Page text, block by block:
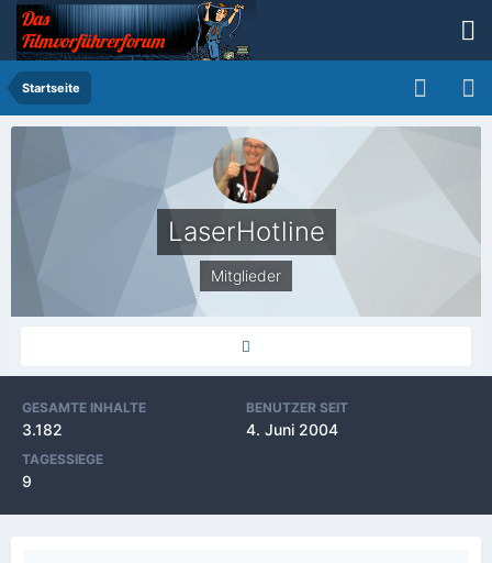
Startseite
LaserHotline
Mitglieder
GESAMTE INHALTE
3.182
BENUTZER SEIT
4. Juni 2004
TAGESSIEGE
9